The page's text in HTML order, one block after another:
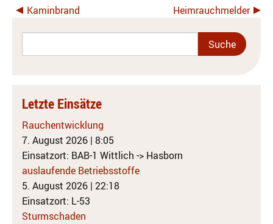
Kaminbrand Heimrauchmelder
Letzte Einsätze
Rauchentwicklung
7. August 2026 | 8:05
Einsatzort: BAB-1 Wittlich -> Hasborn
auslaufende Betriebsstoffe
5. August 2026 | 22:18
Einsatzort: L-53
Sturmschaden